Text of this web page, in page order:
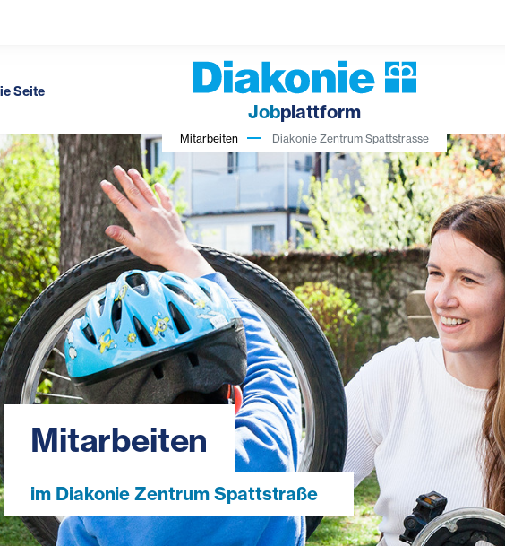
Seite
Jobplattform
Mitarbeiten Diakonie Zentrum Spattstrasse
Mitarbeiten
im Diakonie Zentrum Spattstraße